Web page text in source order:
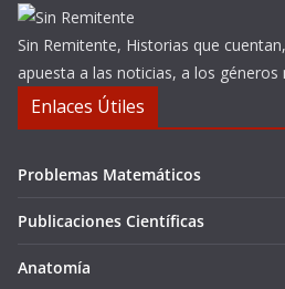
Sin Remitente, Historias que
apuesta a las noticias, a los
Enlaces Útiles
Problemas Matemáticos
Publicaciones Científicas
Anatomía